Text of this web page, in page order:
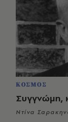
ΚΟΣΜΟΣ
Συγγνώμη,
Ντίνα